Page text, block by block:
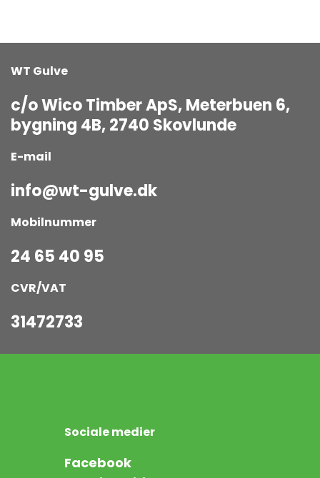
WT Gulve
c/o Wico Timber ApS, Meterbuen 6,
bygning 4B, 2740 Skovlunde
E-mail
info@wt-gulve.dk
Mobilnummer
24 65 40 95
CVR/VAT
31472733
Sociale medier
Facebook